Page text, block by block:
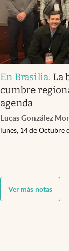
En Brasilia. La
cumbre
agenda
Lucas González
lunes, 14 de Octubre
Ver más notas